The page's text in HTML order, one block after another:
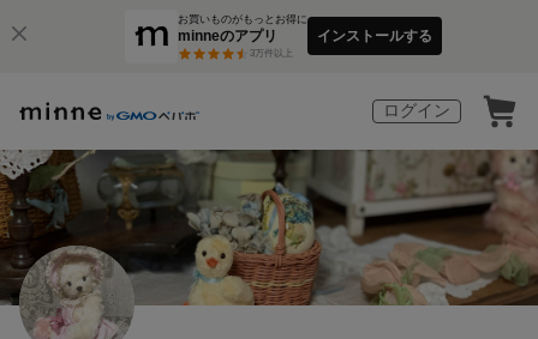
お買いものがもっとお得に
minneのアプリ
3万件以上
インストールする
ログイン